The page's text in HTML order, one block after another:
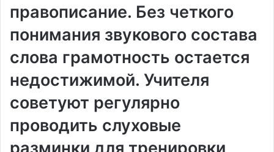
правописание. Без четкого
понимания звукового состава
слова грамотность остается
недостижимой. Учителя
советуют регулярно
проводить слуховые